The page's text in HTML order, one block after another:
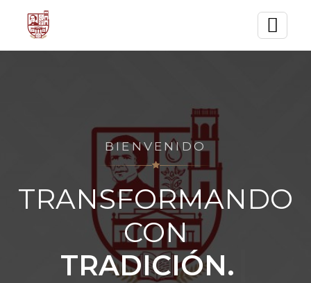
BIENVENIDO
TRANSFORMANDO
CON
TRADICIÓN.